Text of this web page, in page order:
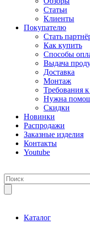
Статьи
Клиенты
Покупателю
Стать
Как купить
Способы
Выдача
Доставка
Монтаж
Требования
Нужна
Скидки
Новинки
Распродажи
Заказные изделия
Контакты
Youtube
Каталог